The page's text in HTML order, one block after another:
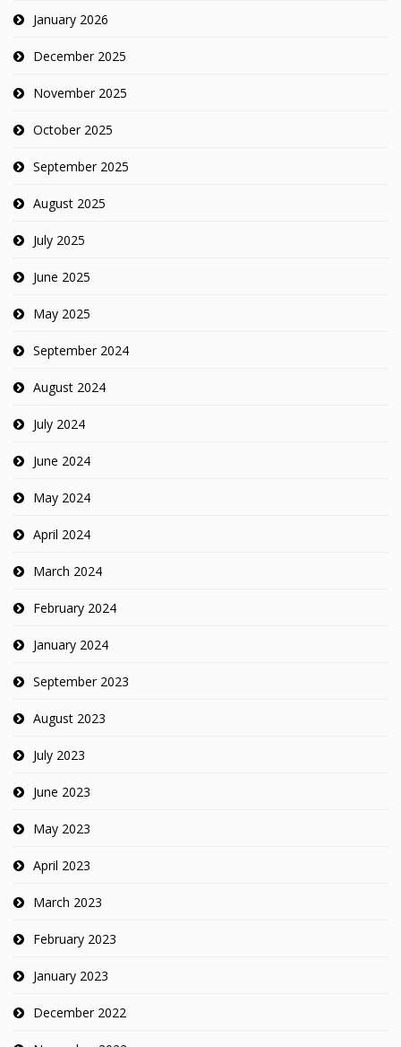
January 2026
December 2025
November 2025
October 2025
September 2025
August 2025
July 2025
June 2025
May 2025
September 2024
August 2024
July 2024
June 2024
May 2024
April 2024
March 2024
February 2024
January 2024
September 2023
August 2023
July 2023
June 2023
May 2023
April 2023
March 2023
February 2023
January 2023
December 2022